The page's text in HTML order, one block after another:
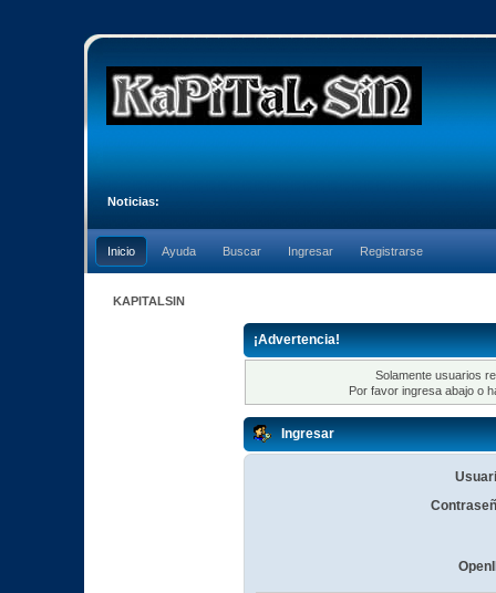
Noticias:
Inicio Ayuda Buscar Ingresar Registrarse
KAPITALSIN
¡Advertencia!
Solamente usuarios
Por favor ingresa abajo o
Ingresar